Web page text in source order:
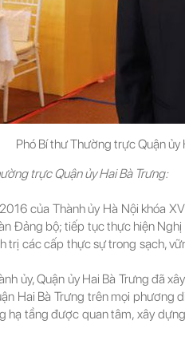
Phó Bí thư Thường trực Quận ủy
trực Quận ủy Hai Bà Trưng:
của Thành ủy Hà Nội khóa
Đảng bộ; tiếp tục thực hiện
trị các cấp thực sự trong sạch,
ủy, Quận ủy Hai Bà Trưng đã
Hai Bà Trưng trên mọi phương
hạ tầng được quan tâm, xây